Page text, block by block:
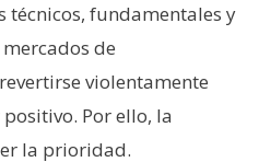
técnicos, fundamentales y
de
violentamente
Por ello, la
la prioridad.